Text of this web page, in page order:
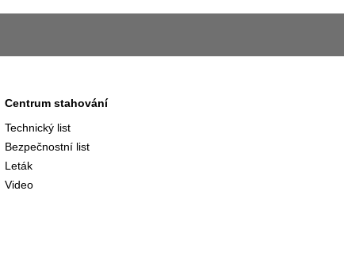
Centrum stahování
Technický list
Bezpečnostní list
Leták
Video